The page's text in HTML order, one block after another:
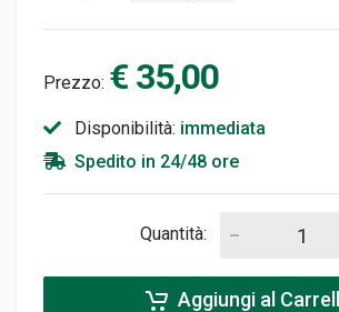
Prezzo: € 35,00
Disponibilità: immediata
Spedito in 24/48 ore
Quantità:
Aggiungi al